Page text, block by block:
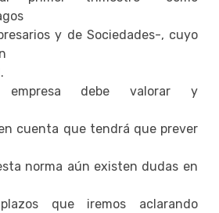
y de Sociedades-, cuyo
debe valorar y
cuenta que tendrá que prever
norma aún existen dudas en
que iremos aclarando